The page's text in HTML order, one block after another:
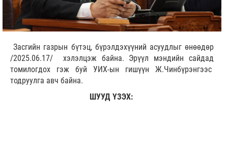
Засгийн газрын бүтэц, бүрэлдэхүүний асуудлыг өнөөдөр
/2025.06.17/ хэлэлцэж байна. Эрүүл мэндийн сайдад
томилогдох гэж буй УИХ-ын гишүүн Ж.Чинбүрэнгээс
тодруулга авч байна.
ШУУД ҮЗЭХ: